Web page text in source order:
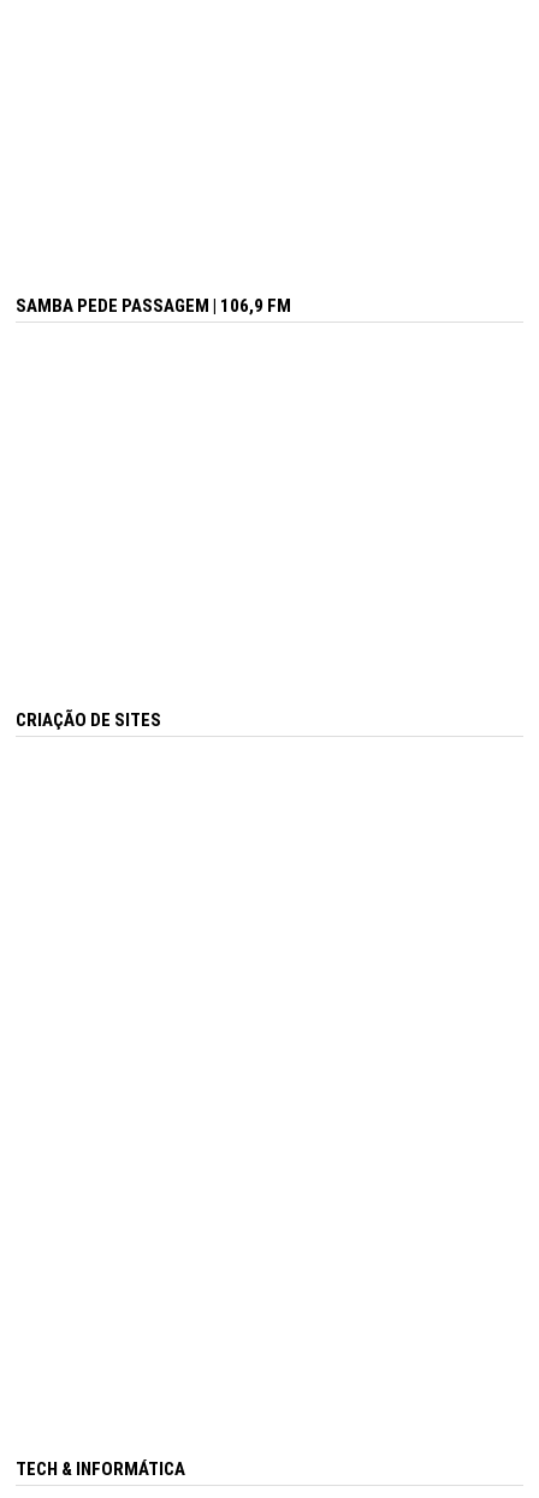
SAMBA PEDE PASSAGEM | 106,9 FM
CRIAÇÃO DE SITES
TECH & INFORMÁTICA